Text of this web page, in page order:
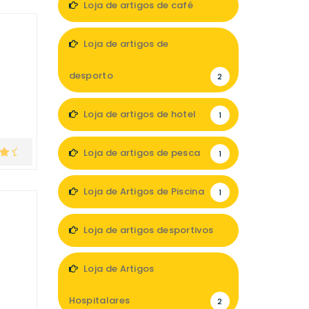
Loja de artigos de café
Loja de artigos de
desporto 2
Loja de artigos de hotel 1
Loja de artigos de pesca 1
Loja de Artigos de Piscina 1
Loja de artigos desportivos
Loja de Artigos
Hospitalares 2